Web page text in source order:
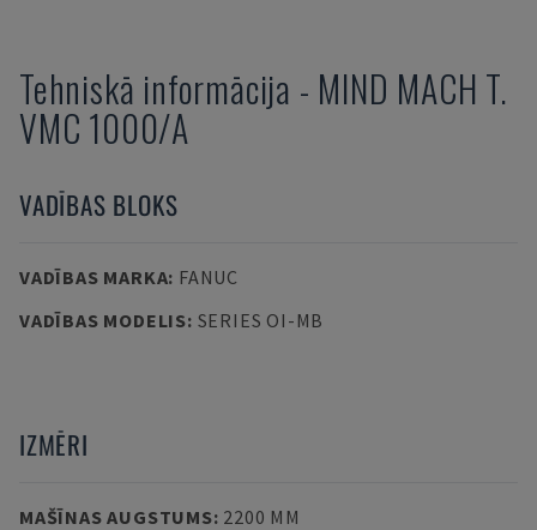
Tehniskā informācija - MIND MACH T.
VMC 1000/A
VADĪBAS BLOKS
VADĪBAS MARKA: FANUC
VADĪBAS MODELIS: SERIES OI-MB
IZMĒRI
MAŠĪNAS AUGSTUMS: 2200 MM